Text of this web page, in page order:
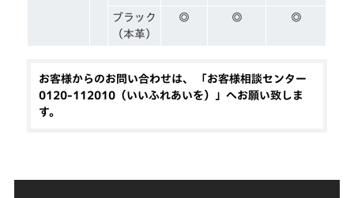
ブラック
（本革）
◎ ◎ ◎
お客様からのお問い合わせは、 「お客様相談センター
0120-112010（いいふれあいを）」へお願い致しま
す。